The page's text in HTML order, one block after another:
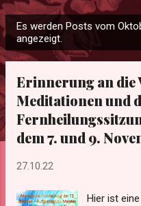
P
o
Es werden Posts vom
angezeigt.
Erinnerung an die
Meditationen und
dem 7. und 9.
27.10.22
Hier ist